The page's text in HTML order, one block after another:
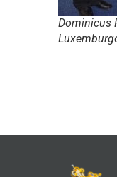
Dominicus